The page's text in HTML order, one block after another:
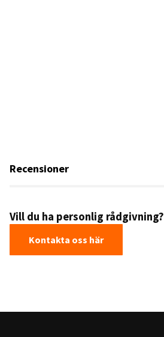
Recensioner
Vill du ha personlig rådgivning?
Kontakta oss här